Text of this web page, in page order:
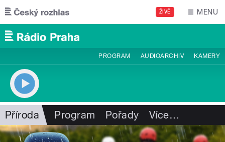
Přejít k hlavnímu obsahu
ŽIVĚ MENU
PROGRAM AUDIOARCHIV KAMERY
Příroda Program Pořady Více…